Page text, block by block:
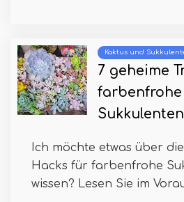
Kaktus und
7 geheime
Sukkulenten
Ich möchte etwas über
Hacks für farbenfrohe
wissen? Lesen Sie im